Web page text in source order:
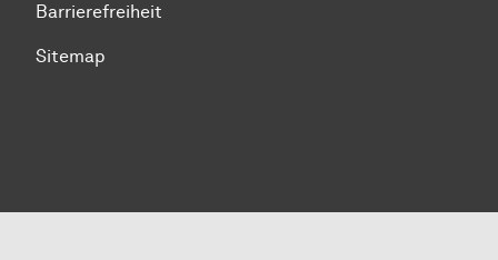
Barrierefreiheit
Sitemap